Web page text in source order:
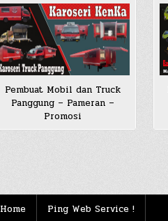
Pembuat Mobil dan Truck
Panggung – Pameran –
Promosi
Home Ping Web Service !